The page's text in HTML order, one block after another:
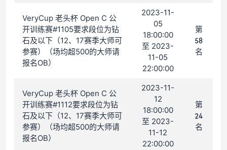
VeryCup 老头杯 Open C 公
开训练赛#1105要求段位为钻
石及以下（12、17赛季大师可
参赛）（场均超500的大师请
报名OB）
2023-11-
05
18:00:00
至 2023-
11-05
22:00:00
第
58
名
VeryCup 老头杯 Open C 公
开训练赛#1112要求段位为钻
石及以下（12、17赛季大师可
参赛）（场均超500的大师请
报名OB）
2023-11-
12
18:00:00
至 2023-
11-12
22:00:00
第
24
名